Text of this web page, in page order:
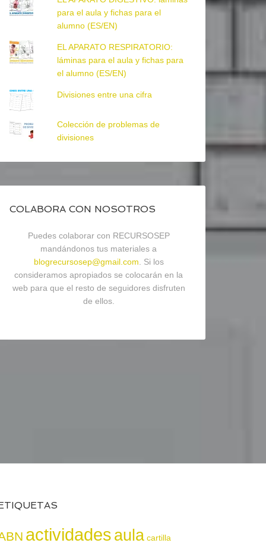
para el aula y fichas para el
alumno (ES/EN)
EL APARATO RESPIRATORIO:
láminas para el aula y fichas para
el alumno (ES/EN)
Divisiones entre una cifra
Colección de problemas de
divisiones
COLABORA CON NOSOTROS
Puedes colaborar con RECURSOSEP
mandándonos tus materiales a
blogrecursosep@gmail.com . Si los
consideramos apropiados se colocarán en la
web para que el resto de seguidores disfruten
de ellos.
actividadesaula cartilla